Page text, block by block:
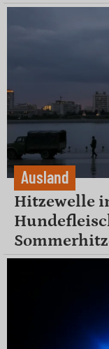
Ausland
Hitzewelle